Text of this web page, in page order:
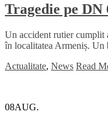
Tragedie pe DN
Un accident rutier cumplit
în localitatea Armeniș. Un
Actualitate, News Read
08AUG.